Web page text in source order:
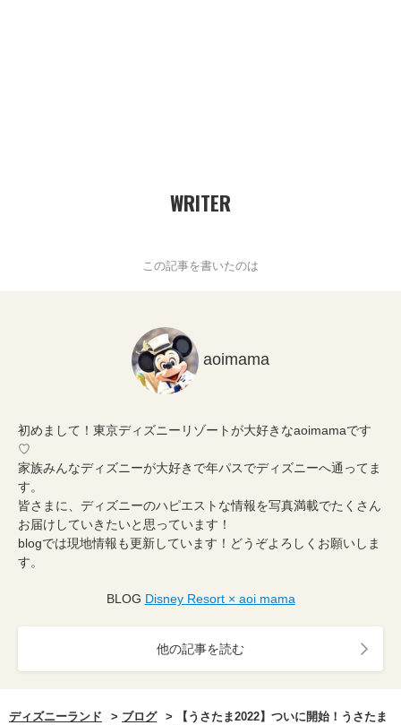
WRITER
この記事を書いたのは
aoimama
初めまして！東京ディズニーリゾートが大好きなaoimamaです
♡
家族みんなディズニーが大好きで年パスでディズニーへ通ってま
す。
皆さまに、ディズニーのハピエストな情報を写真満載でたくさん
お届けしていきたいと思っています！
blogでは現地情報も更新しています！どうぞよろしくお願いしま
す。
BLOG Disney Resort × aoi mama
他の記事を読む
ディズニーランド ブログ
【うさたま2022】ついに開始！うさたま